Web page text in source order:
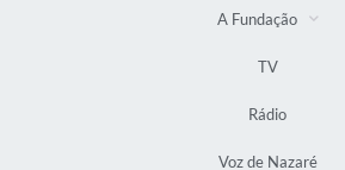
A Fundação
TV
Rádio
Voz de Nazaré